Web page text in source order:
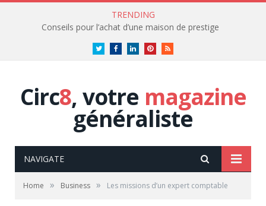
TRENDING
Conseils pour l’achat d’une maison de prestige
TwitterFacebookLinkedInPinterestRSS
Circ8, votre magazine
généraliste
NAVIGATE
Home » Business » Les missions d’un expert comptable